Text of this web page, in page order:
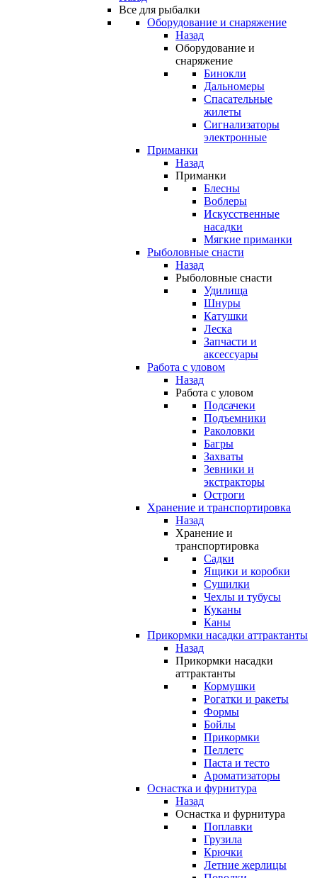
Все для рыбалки
Оборудование и снаряжение
Назад
Оборудование и
снаряжение
Бинокли
Дальномеры
Спасательные
жилеты
Сигнализаторы
электронные
Приманки
Назад
Приманки
Блесны
Воблеры
Искусственные
насадки
Мягкие приманки
Рыболовные снасти
Назад
Рыболовные снасти
Удилища
Шнуры
Катушки
Леска
Запчасти и
аксессуары
Работа с уловом
Назад
Работа с уловом
Подсачеки
Подъемники
Раколовки
Багры
Захваты
Зевники и
экстракторы
Остроги
Хранение и транспортировка
Назад
Хранение и
транспортировка
Садки
Ящики и коробки
Сушилки
Чехлы и тубусы
Куканы
Каны
Прикормки насадки аттрактанты
Назад
Прикормки насадки
аттрактанты
Кормушки
Рогатки и ракеты
Формы
Бойлы
Прикормки
Пеллетс
Паста и тесто
Ароматизаторы
Оснастка и фурнитура
Назад
Оснастка и фурнитура
Поплавки
Грузила
Крючки
Летние жерлицы